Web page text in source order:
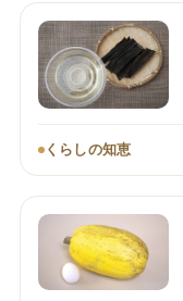
くらしの知恵